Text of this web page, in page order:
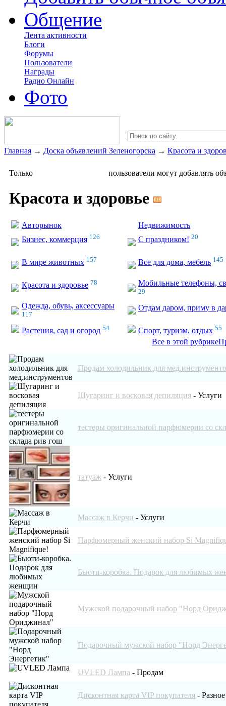
Общение
Лента активности
Блоги
Форумы
Пользователи
Награды
Радио Онлайн
Фото
Главная → Доска объявлений Зеленогорска → Красота и
Только пользователи могут добавлять
Красота и здоровье
Авторынок
Недвижимость
Бизнес, коммерция 126 С праздником! 20
В мире животных 157 Все для дома, мебель 145
Красота и здоровье 78 Мобильные телефоны,
29
Одежда, обувь, аксессуары
117
Отдам даром, приму в
Растения, сад и огород 54 Спорт, туризм, отдых 55
Все в этой рубрике
Продам холодильник для
Шугаринг и восковая депиляция - Услуги
тестеры оригинальной парфюмерии со
татуаж - Услуги
Массаж в Керчи - Услуги
Парфюмерный женский набор Si
Бьюти-коробка. Подарок для любимых
Мужской подарочный набор "Норд
Подарочный мужской набор "Норд
UVLED Лампа - Продам
Дисконтная карта VIP покупателя - Разное